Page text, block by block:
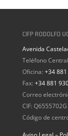
CIFP RODOLFO
Avenida
Teléfono
Oficina: +34
Fax: +34 881
Correo
CIF: Q6555702G
Código de